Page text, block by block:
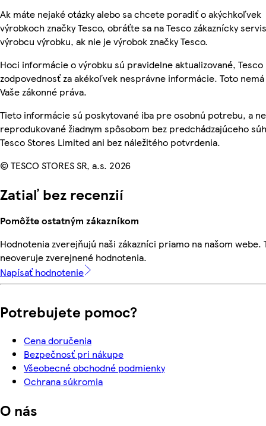
Ak máte nejaké otázky alebo sa chcete poradiť o akýchkoľvek
výrobkoch značky Tesco, obráťte sa na Tesco zákaznícky
výrobcu výrobku, ak nie je výrobok značky Tesco.
Hoci informácie o výrobku sú pravidelne aktualizované, Tesco
zodpovednosť za akékoľvek nesprávne informácie. Toto
Vaše zákonné práva.
Tieto informácie sú poskytované iba pre osobnú potrebu, a
reprodukované žiadnym spôsobom bez predchádzajúceho
Tesco Stores Limited ani bez náležitého potvrdenia.
© TESCO STORES SR, a.s. 2026
Zatiaľ bez recenzií
Pomôžte ostatným zákazníkom
Hodnotenia zverejňujú naši zákazníci priamo na našom webe.
neoveruje zverejnené hodnotenia.
Napísať hodnotenie
Potrebujete pomoc?
Cena doručenia
Bezpečnosť pri nákupe
Všeobecné obchodné podmienky
Ochrana súkromia
O nás